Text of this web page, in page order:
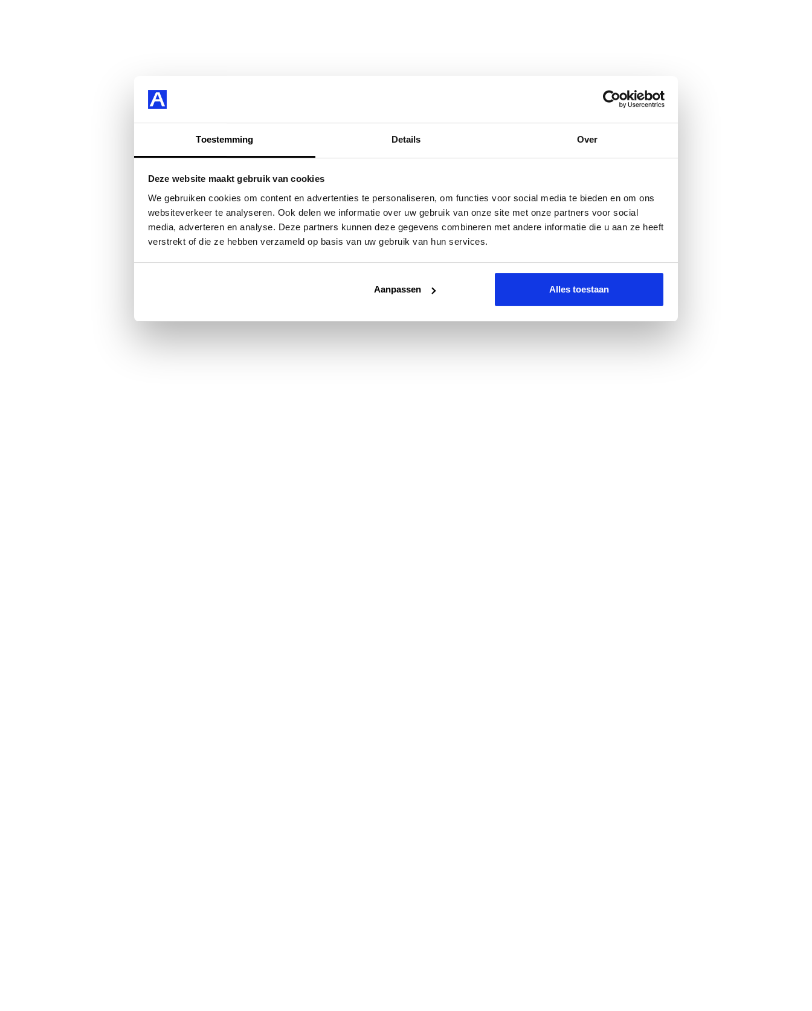
Toestemming Details Over
Deze website maakt gebruik van cookies
We gebruiken cookies om content en advertenties te personaliseren, om functies voor social media te bieden en om ons
websiteverkeer te analyseren. Ook delen we informatie over uw gebruik van onze site met onze partners voor social
media, adverteren en analyse. Deze partners kunnen deze gegevens combineren met andere informatie die u aan ze heeft
verstrekt of die ze hebben verzameld op basis van uw gebruik van hun services.
Aanpassen Alles toestaan